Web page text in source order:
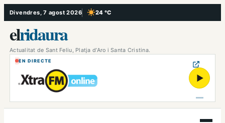
Vés
al
contingut
Divendres, 7 agost 2026 24 °C
, Cel serè
elridaura
Actualitat de Sant Feliu, Platja d’Aro i Santa Cristina.
EN DIRECTE
▶